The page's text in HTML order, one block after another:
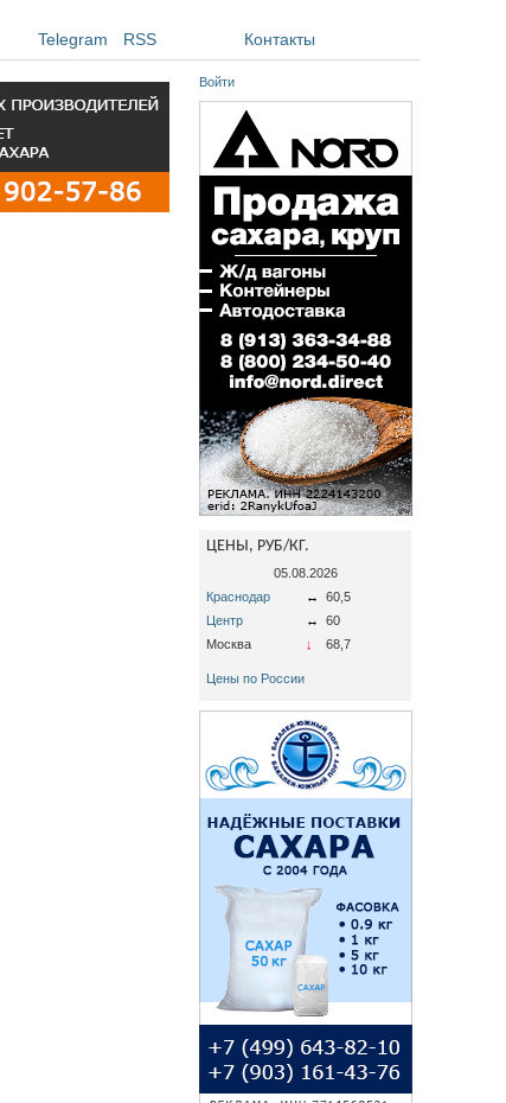
Telegram RSS Контакты
Войти
ЦЕНЫ, РУБ/КГ.
05.08.2026
Краснодар
↔
60,5
Центр
↔
60
Москва
↓ 68,7
Цены по России